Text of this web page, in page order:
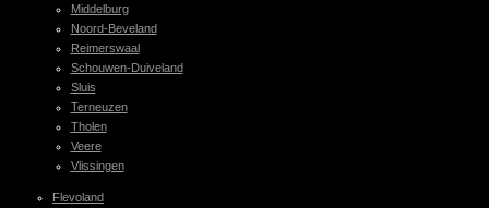
Middelburg
Noord-Beveland
Reimerswaal
Schouwen-Duiveland
Sluis
Terneuzen
Tholen
Veere
Vlissingen
Flevoland